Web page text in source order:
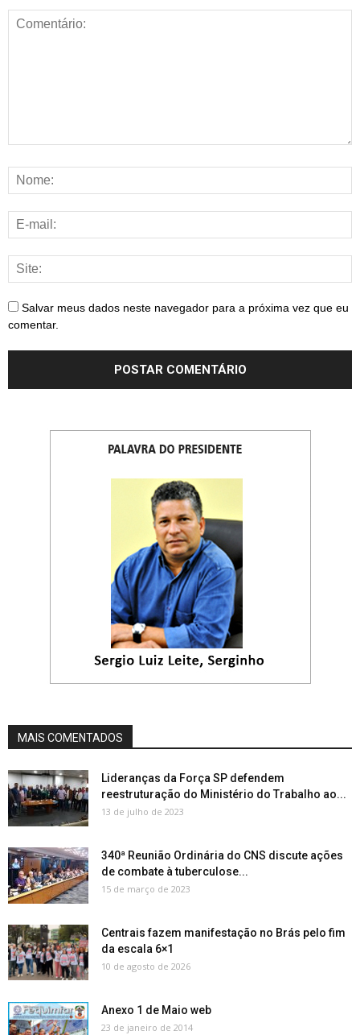
Salvar meus dados neste navegador para a próxima vez que eu
comentar.
MAIS COMENTADOS
Lideranças da Força SP defendem
reestruturação do Ministério do Trabalho ao...
13 de julho de 2023
340ª Reunião Ordinária do CNS discute ações
de combate à tuberculose...
15 de março de 2023
Centrais fazem manifestação no Brás pelo fim
da escala 6×1
10 de agosto de 2026
Anexo 1 de Maio web
23 de janeiro de 2014